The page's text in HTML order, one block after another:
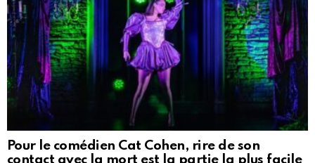
Pour le comédien Cat Cohen, rire de son
contact avec la mort est la partie la plus facile